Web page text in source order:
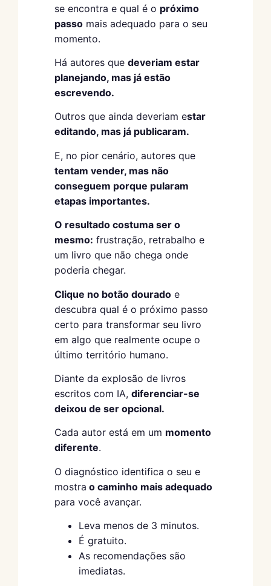
se encontra e qual é o próximo
passo mais adequado para o seu
momento.
Há autores que deveriam estar
planejando, mas já estão
escrevendo.
Outros que ainda deveriam estar
editando, mas já publicaram.
E, no pior cenário, autores que
tentam vender, mas não
conseguem porque pularam
etapas importantes.
O resultado costuma ser o
mesmo: frustração, retrabalho e
um livro que não chega onde
poderia chegar.
Clique no botão dourado e
descubra qual é o próximo passo
certo para transformar seu livro
em algo que realmente ocupe o
último território humano.
Diante da explosão de livros
escritos com IA, diferenciar-se
deixou de ser opcional.
Cada autor está em um momento
diferente.
O diagnóstico identifica o seu e
mostra o caminho mais adequado
para você avançar.
Leva menos de 3 minutos.
É gratuito.
As recomendações são
imediatas.